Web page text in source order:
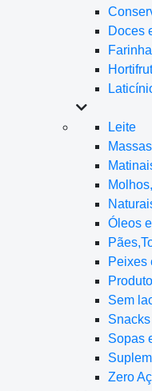
Doces
Leite
Massas
Óleos
Peixes
Sem
Snacks
Sopas
Zero